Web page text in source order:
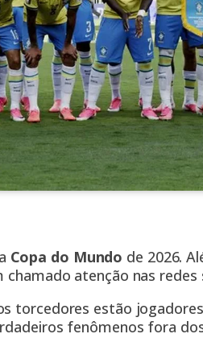
Copa do Mundo de 2026.
atenção nas redes
torcedores estão
fenômenos fora